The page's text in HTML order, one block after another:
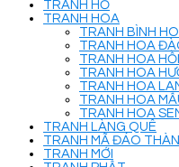
TRANH HỔ
TRANH HOA
TRANH BÌNH
TRANH HOA
TRANH HOA
TRANH HOA
TRANH HOA
TRANH HOA
TRANH HOA
TRANH LÀNG QUÊ
TRANH MÃ ĐÁO
TRANH MỚI